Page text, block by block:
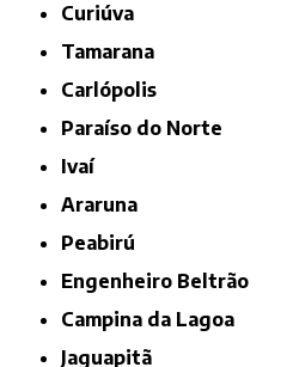
Curiúva
Tamarana
Carlópolis
Paraíso do Norte
Ivaí
Araruna
Peabirú
Engenheiro Beltrão
Campina da Lagoa
Jaguapitã